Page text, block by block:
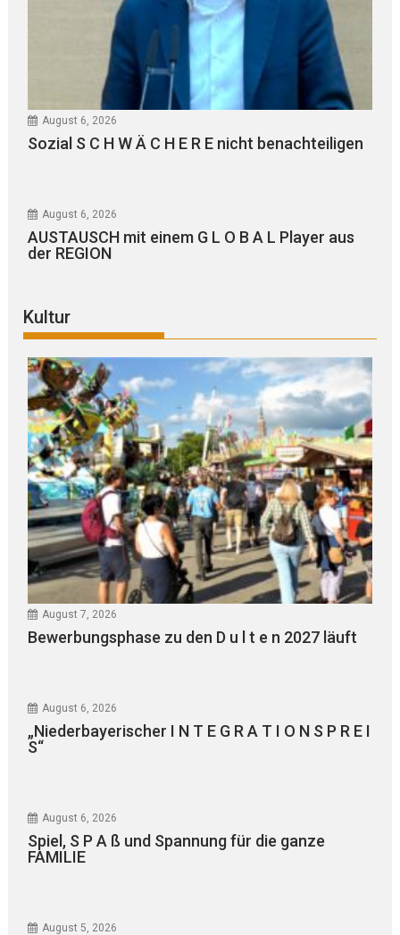
August 6, 2026
Sozial S C H W Ä C H E R E nicht benachteiligen
August 6, 2026
AUSTAUSCH mit einem G L O B A L Player aus
der REGION
Kultur
August 7, 2026
Bewerbungsphase zu den D u l t e n 2027 läuft
August 6, 2026
„Niederbayerischer I N T E G R A T I O N S P R E I
S“
August 6, 2026
Spiel, S P A ß und Spannung für die ganze
FAMILIE
August 5, 2026